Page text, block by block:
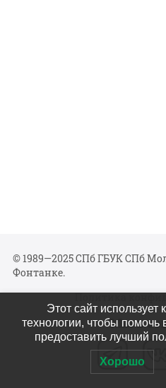
© 1989—2025 СПб ГБУК СПб
Фонтанке.
Политика
Мы в
Этот сайт использует
технологии, чтобы помочь
предоставить лучший
Хорошо